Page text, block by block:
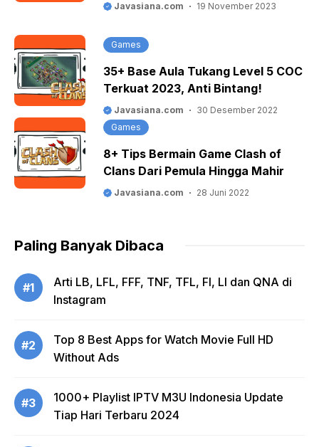
Javasiana.com 19 November 2023
Games
35+ Base Aula Tukang Level 5 COC
Terkuat 2023, Anti Bintang!
Javasiana.com
30 Desember 2022
Games
8+ Tips Bermain Game Clash of
Clans Dari Pemula Hingga Mahir
Javasiana.com 28 Juni 2022
Paling Banyak Dibaca
#1
Arti LB, LFL, FFF, TNF, TFL, FI, LI dan QNA di
Instagram
#2
Top 8 Best Apps for Watch Movie Full HD
Without Ads
#3
1000+ Playlist IPTV M3U Indonesia Update
Tiap Hari Terbaru 2024